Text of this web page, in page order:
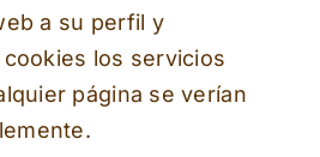
a su perfil y
los servicios
página se verían